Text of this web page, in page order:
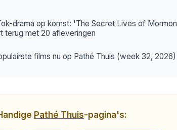
drama op komst: 'The Secret Lives of Mormon
terug met 20 afleveringen
films nu op Pathé Thuis (week 32, 2026)
Pathé Thuis-pagina's: